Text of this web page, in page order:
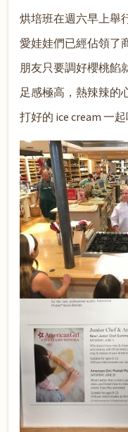
烘培班在週六早上舉
愛娃娃們已經佔領了
朋友只要調好櫻桃餡
足感極高，熱辣辣的
打好的 ice cream 一